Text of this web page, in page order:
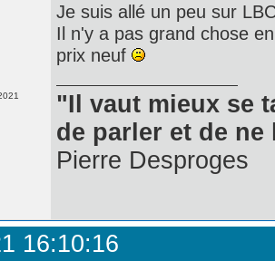
Je suis allé un peu sur
Il n'y a pas grand chose
prix neuf
"Il vaut mieux se
de parler et de
Pierre Desproges
16:10:16